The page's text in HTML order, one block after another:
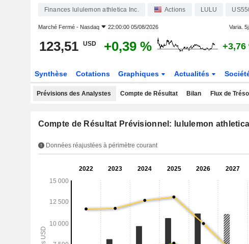
Finances lululemon athletica Inc. Actions LULU
Marché Fermé - Nasdaq 22:00:00 05/08/2026 Varia. 5j.
123,51 USD +0,39 % +3,76
Synthèse Cotations Graphiques Actualités
Prévisions des Analystes Compte de Résultat Bilan Flux de
Compte de Résultat Prévisionnel: lululemon
Données réajustées à périmètre courant